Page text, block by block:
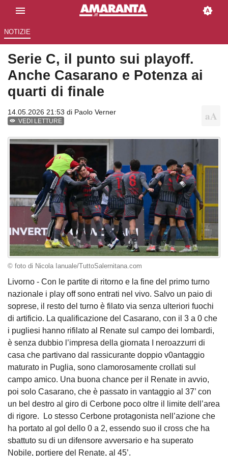
NOTIZIE
Serie C, il punto sui playoff.
Anche Casarano e Potenza ai
quarti di finale
14.05.2026 21:53 di Paolo Verner
VEDI LETTURE
© foto di Nicola Ianuale/TuttoSalernitana.com
Livorno - Con le partite di ritorno e la fine del primo turno
nazionale i play off sono entrati nel vivo. Salvo un paio di
soprese, il resto del turno è filato via senza ulteriori fuochi
di artificio. La qualificazione del Casarano, con il 3 a 0 che
i pugliesi hanno rifilato al Renate sul campo dei lombardi,
è senza dubbio l’impresa della giornata I neroazzurri di
casa che partivano dal rassicurante doppio v0antaggio
maturato in Puglia, sono clamorosamente crollati sul
campo amico. Una buona chance per il Renate in avvio,
poi solo Casarano, che è passato in vantaggio al 37’ con
un bel destro al giro di Cerbone poco oltre il limite dell’area
di rigore. Lo stesso Cerbone protagonista nell’azione che
ha portato al gol dello 0 a 2, essendo suo il cross che ha
sbattuto su di un difensore avversario e ha superato
Nobile, portiere del Renate, al 45’.